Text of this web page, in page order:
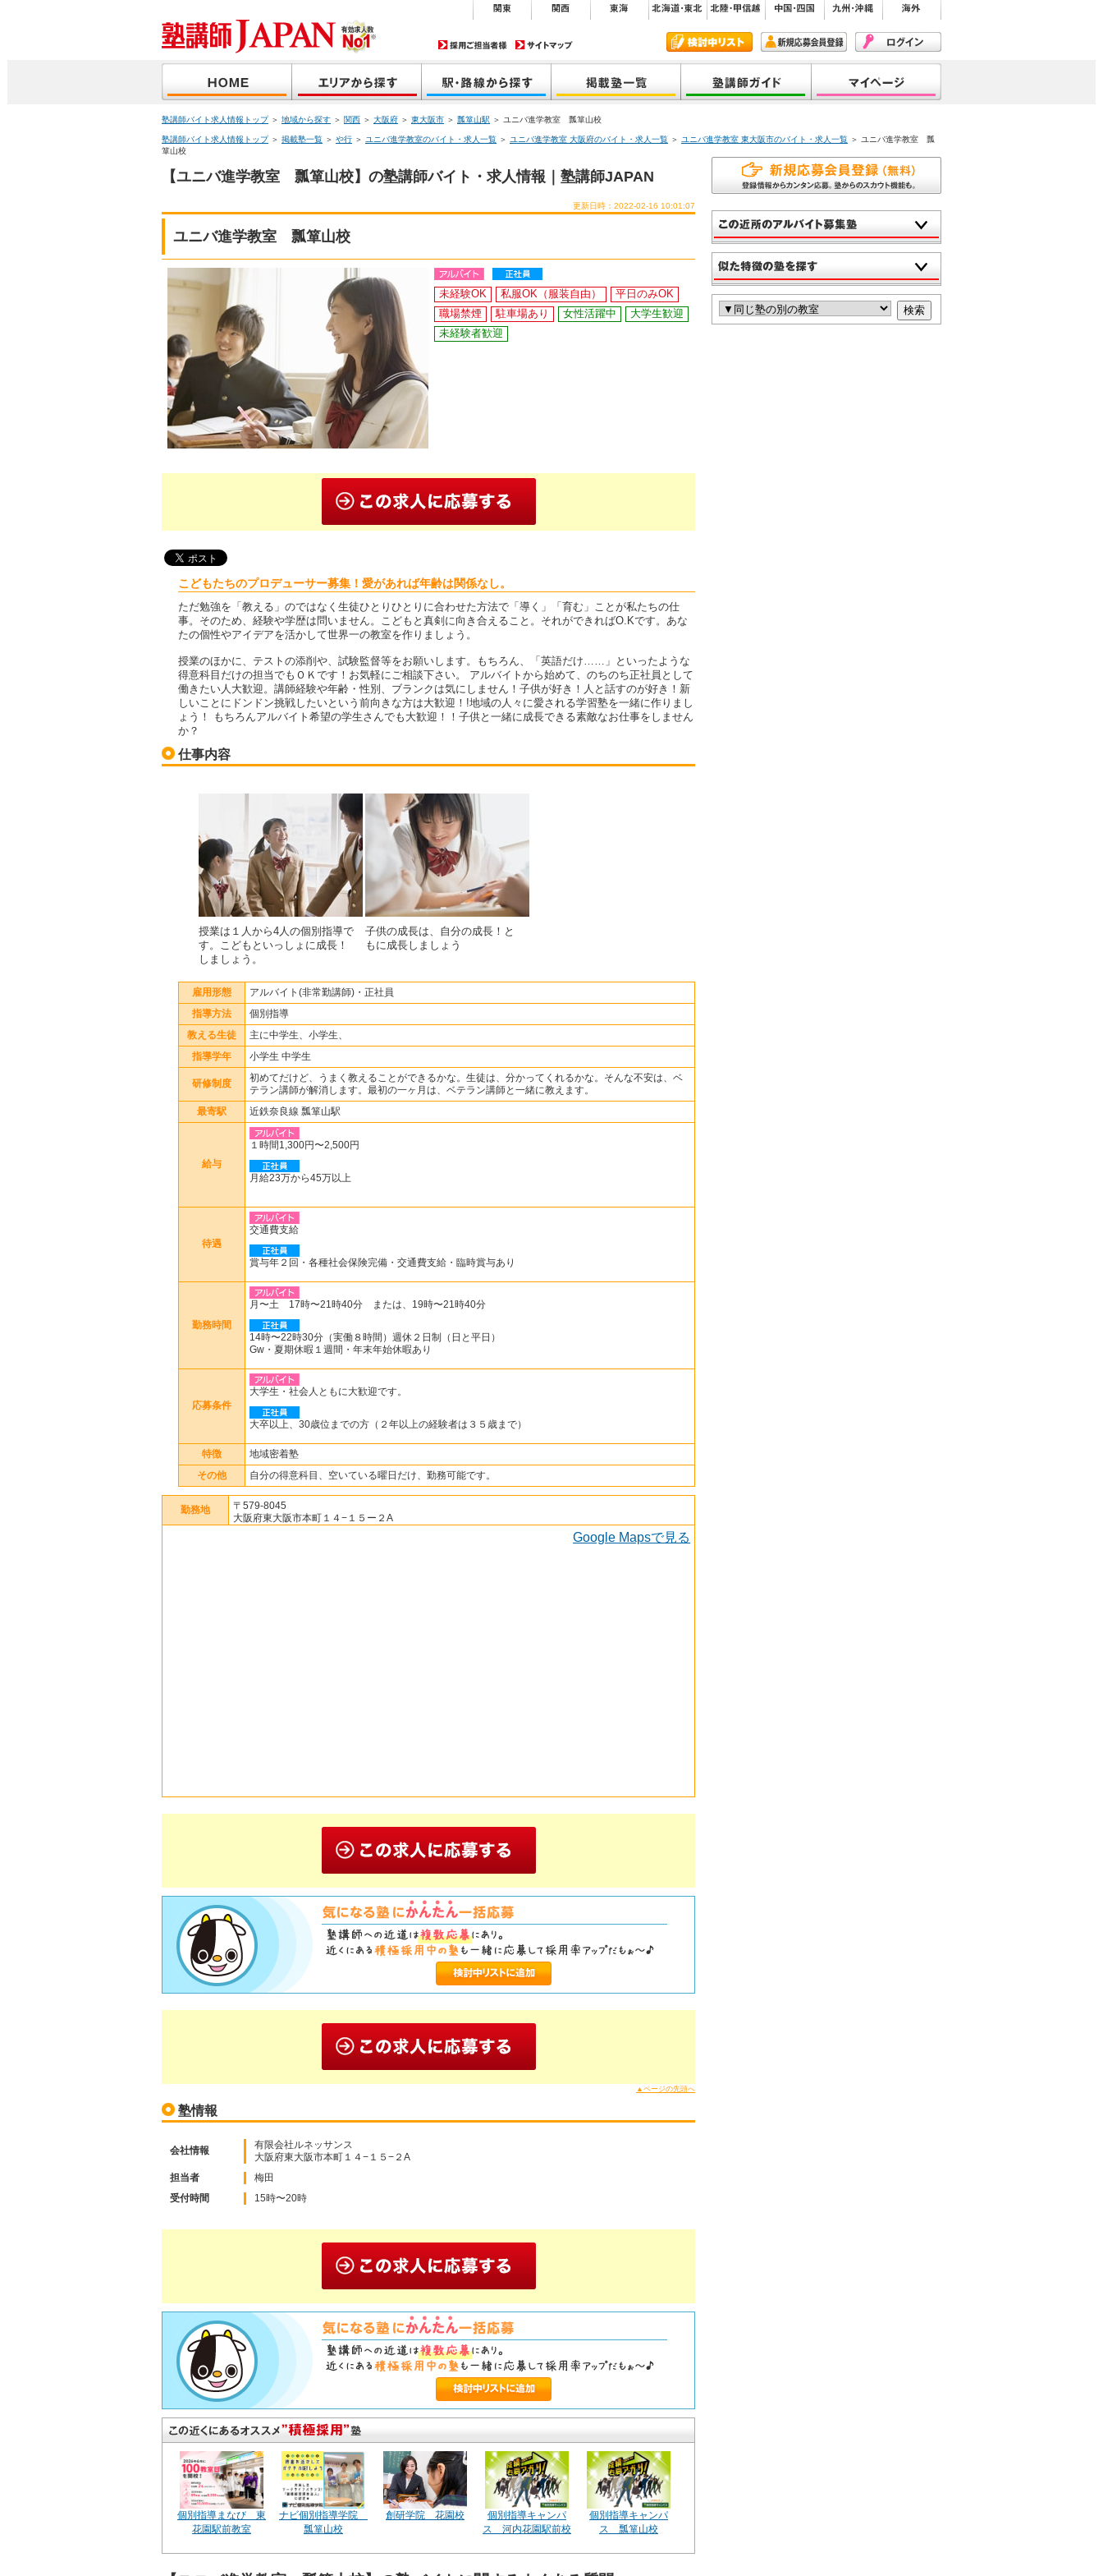
塾講師バイト求人情報トップ＞ 地域から探す ＞ 関西 ＞ 大阪府 ＞ 東大阪市 ＞ 瓢箪山駅 ＞ ユニバ進学教室 瓢箪山校
塾講師バイト求人情報トップ＞ 掲載塾一覧 ＞ や行 ＞ ユニバ進学教室のバイト・求人一覧 ＞ ユニバ進学教室 大阪府のバイト・求人一覧 ＞ ユニバ進学教室 東大阪市のバイト・求人一覧 ＞ ユニバ進学教室 瓢
箪山校
【ユニバ進学教室 瓢箪山校】の塾講師バイト・求人情報｜塾講師JAPAN
更新日時：2022-02-16 10:01:07
ユニバ進学教室 瓢箪山校
未経験OK 私服OK（服装自由）
平日のみOK
職場禁煙
駐車場あり 女性活躍中
大学生歓迎
未経験者歓迎
こどもたちのプロデューサー募集！愛があれば年齢は関係なし。
ただ勉強を「教える」のではなく生徒ひとりひとりに合わせた方法で「導く」「育む」ことが私たちの仕
事。そのため、経験や学歴は問いません。こどもと真剣に向き合えること。それができればO.Kです。あな
たの個性やアイデアを活かして世界一の教室を作りましょう。
授業のほかに、テストの添削や、試験監督等をお願いします。もちろん、「英語だけ……」といったような
得意科目だけの担当でもＯＫです！お気軽にご相談下さい。 アルバイトから始めて、のちのち正社員として
働きたい人大歓迎。講師経験や年齢・性別、ブランクは気にしません！子供が好き！人と話すのが好き！新
しいことにドンドン挑戦したいという前向きな方は大歓迎！!地域の人々に愛される学習塾を一緒に作りまし
ょう！ もちろんアルバイト希望の学生さんでも大歓迎！！子供と一緒に成長できる素敵なお仕事をしません
か？
仕事内容
授業は１人から4人の個別指導で
す。こどもといっしょに成長！
しましょう。
子供の成長は、自分の成長！と
もに成長しましょう
雇用形態 アルバイト(非常勤講師)・正社員
指導方法 個別指導
教える生徒 主に中学生、小学生、
指導学年 小学生 中学生
研修制度
初めてだけど、うまく教えることができるかな。生徒は、分かってくれるかな。そんな不安は、ベ
テラン講師が解消します。最初の一ヶ月は、ベテラン講師と一緒に教えます。
最寄駅 近鉄奈良線 瓢箪山駅
給与
１時間1,300円〜2,500円
月給23万から45万以上
待遇
交通費支給
賞与年２回・各種社会保険完備・交通費支給・臨時賞与あり
勤務時間
月〜土 17時〜21時40分 または、19時〜21時40分
14時〜22時30分（実働８時間）週休２日制（日と平日）
Gw・夏期休暇１週間・年末年始休暇あり
応募条件
大学生・社会人ともに大歓迎です。
大卒以上、30歳位までの方（２年以上の経験者は３５歳まで）
特徴 地域密着塾
その他 自分の得意科目、空いている曜日だけ、勤務可能です。
勤務地
〒579-8045
大阪府東大阪市本町１４−１５ー２A
Google Mapsで見る
▲ページの先頭へ
塾情報
会社情報
有限会社ルネッサンス
大阪府東大阪市本町１４−１５−２A
担当者 梅田
受付時間 15時〜20時
個別指導まなび 東
花園駅前教室
ナビ個別指導学院
瓢箪山校
創研学院 花園校
個別指導キャンパ
ス 河内花園駅前校
個別指導キャンパ
ス 瓢箪山校